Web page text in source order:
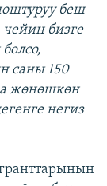
беш
бизге
саны 150
жөнөшкөн
негиз